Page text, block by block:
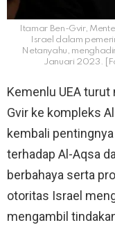
Itamar Ben-Gvir,
Israel dalam
Netanyahu,
Januari 2023.
Kemenlu UEA
Gvir ke kompleks
kembali
terhadap Al-Aqsa
berbahaya serta
otoritas Israel
mengambil